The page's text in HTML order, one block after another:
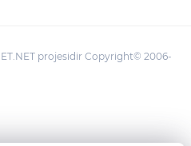
projesidir Copyright© 2006-